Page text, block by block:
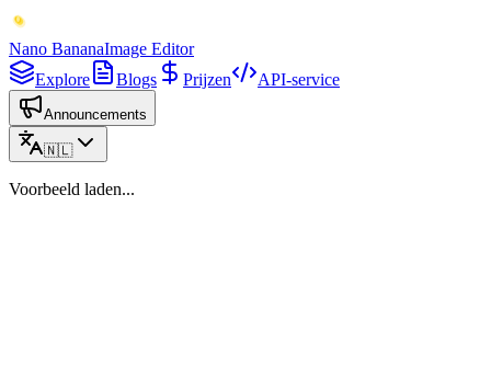
Nano BananaImage Editor
Explore
Blogs Prijzen API-service
Announcements
🇳🇱
Voorbeeld laden...